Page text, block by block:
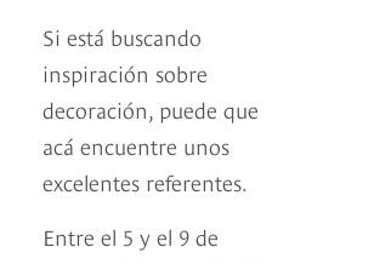
Si está buscando
inspiración sobre
decoración, puede que
acá encuentre unos
excelentes referentes.
Entre el 5 y el 9 de